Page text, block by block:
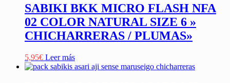
SABIKI BKK MICRO FLASH NFA
02 COLOR NATURAL SIZE 6 »
CHICHARRERAS / PLUMAS»
5,95€ Leer más